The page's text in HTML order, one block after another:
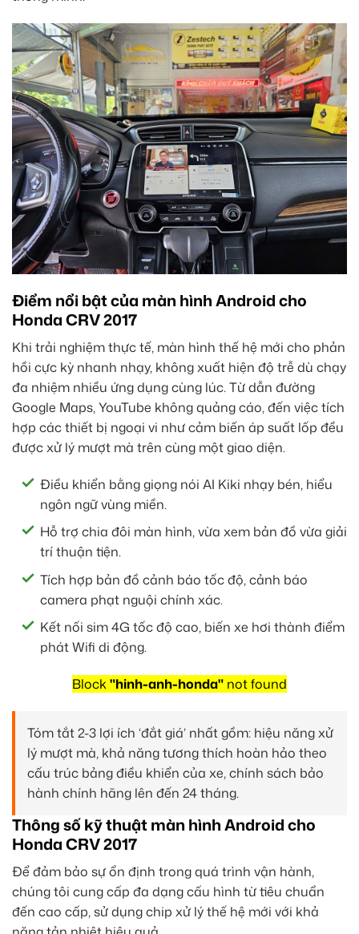
Điểm nổi bật của màn hình Android cho
Honda CRV 2017
Khi trải nghiệm thực tế, màn hình thế hệ mới cho phản
hồi cực kỳ nhanh nhạy, không xuất hiện độ trễ dù chạy
đa nhiệm nhiều ứng dụng cùng lúc. Từ dẫn đường
Google Maps, YouTube không quảng cáo, đến việc tích
hợp các thiết bị ngoại vi như cảm biến áp suất lốp đều
được xử lý mượt mà trên cùng một giao diện.
Điều khiển bằng giọng nói AI Kiki nhạy bén, hiểu
ngôn ngữ vùng miền.
Hỗ trợ chia đôi màn hình, vừa xem bản đồ vừa giải
trí thuận tiện.
Tích hợp bản đồ cảnh báo tốc độ, cảnh báo
camera phạt nguội chính xác.
Kết nối sim 4G tốc độ cao, biến xe hơi thành điểm
phát Wifi di động.
Block"hinh-anh-honda" not found
Tóm tắt 2-3 lợi ích ‘đắt giá’ nhất gồm: hiệu năng xử
lý mượt mà, khả năng tương thích hoàn hảo theo
cấu trúc bảng điều khiển của xe, chính sách bảo
hành chính hãng lên đến 24 tháng.
Thông số kỹ thuật màn hình Android cho
Honda CRV 2017
Để đảm bảo sự ổn định trong quá trình vận hành,
chúng tôi cung cấp đa dạng cấu hình từ tiêu chuẩn
đến cao cấp, sử dụng chip xử lý thế hệ mới với khả